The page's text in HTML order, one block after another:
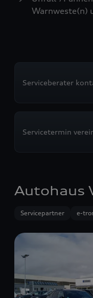
Warnweste(n)
Serviceberater
Servicetermin
Autohaus
Servicepartner e-